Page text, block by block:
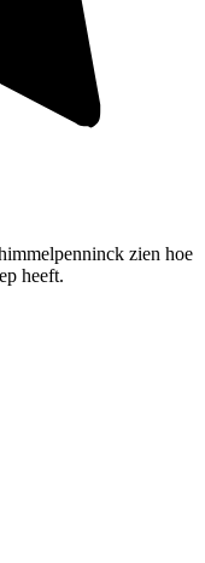
zien hoe
heeft.